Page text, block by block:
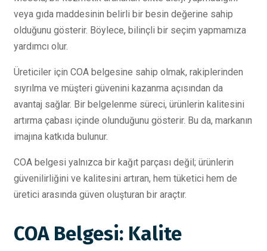
veya gıda maddesinin belirli bir besin değerine sahip
olduğunu gösterir. Böylece, bilinçli bir seçim yapmamıza
yardımcı olur.
Üreticiler için COA belgesine sahip olmak, rakiplerinden
sıyrılma ve müşteri güvenini kazanma açısından da
avantaj sağlar. Bir belgelenme süreci, ürünlerin kalitesini
artırma çabası içinde olunduğunu gösterir. Bu da, markanın
imajına katkıda bulunur.
COA belgesi yalnızca bir kağıt parçası değil; ürünlerin
güvenilirliğini ve kalitesini artıran, hem tüketici hem de
üretici arasında güven oluşturan bir araçtır.
COA Belgesi: Kalite